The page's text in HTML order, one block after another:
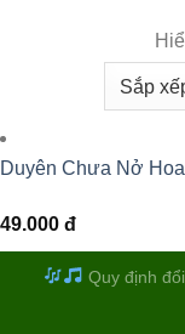
Duyên Chưa Nở Hoa
49.000 đ
Quy định